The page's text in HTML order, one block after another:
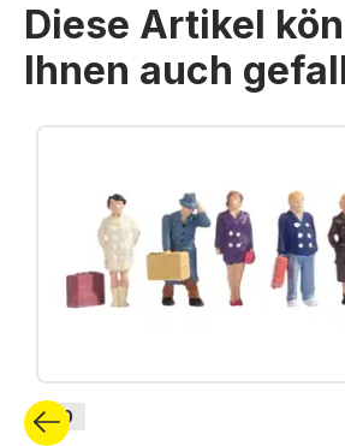
Diese Artikel
Ihnen auch
Produktgalerie überspringen
H0